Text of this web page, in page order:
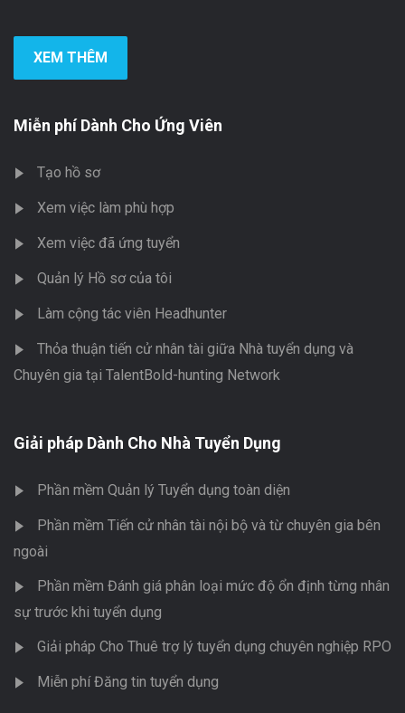
XEM THÊM
Miễn phí Dành Cho Ứng Viên
Tạo hồ sơ
Xem việc làm phù hợp
Xem việc đã ứng tuyển
Quản lý Hồ sơ của tôi
Làm cộng tác viên Headhunter
Thỏa thuận tiến cử nhân tài giữa Nhà tuyển dụng và
Chuyên gia tại TalentBold-hunting Network
Giải pháp Dành Cho Nhà Tuyển Dụng
Phần mềm Quản lý Tuyển dụng toàn diện
Phần mềm Tiến cử nhân tài nội bộ và từ chuyên gia bên
ngoài
Phần mềm Đánh giá phân loại mức độ ổn định từng nhân
sự trước khi tuyển dụng
Giải pháp Cho Thuê trợ lý tuyển dụng chuyên nghiệp RPO
Miễn phí Đăng tin tuyển dụng